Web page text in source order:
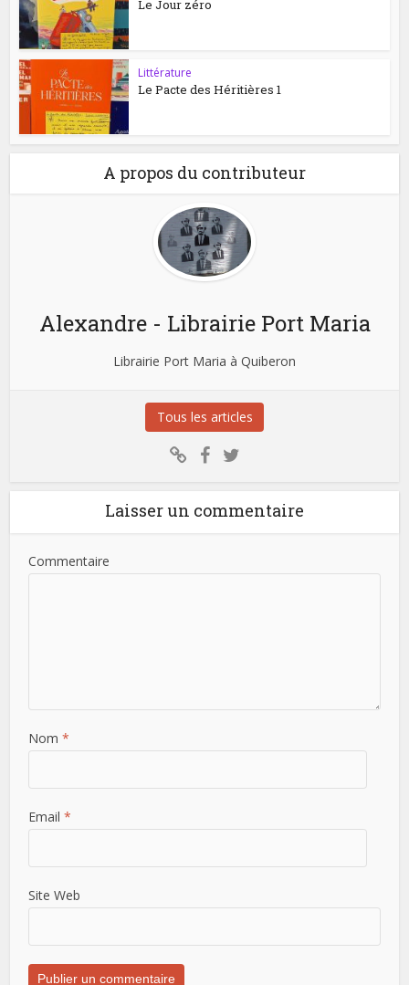
Le Jour zéro
Littérature
Le Pacte des Héritières 1
A propos du contributeur
Alexandre - Librairie Port Maria
Librairie Port Maria à Quiberon
Tous les articles
Laisser un commentaire
Commentaire
Nom *
Email *
Site Web